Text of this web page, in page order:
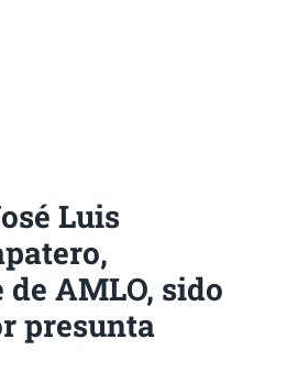
Luis
AMLO, sido
presunta